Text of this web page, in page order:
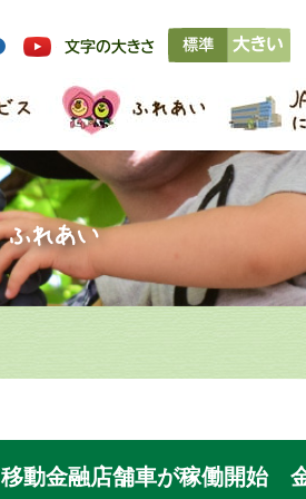
移動金融店舗車が稼働開始